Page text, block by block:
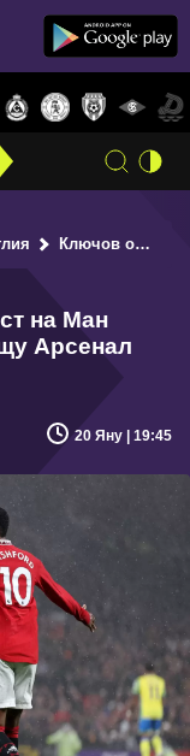
Ключов офанзивен футболист на Ман Юнайтед пропуска мача срещу Арсенал
на Ман
Арсенал
20 Яну | 19:45